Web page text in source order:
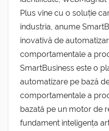
Plus vine cu o soluție
industria, anume
inovativă de
comportamentale a
SmartBusiness este o
automatizare pe bază
comportamentale a
bazată pe un motor de
fundament inteligența